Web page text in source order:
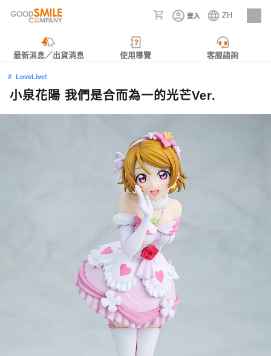
登入 ZH
人才招募
最新消息／出貨消息 使用導覽 客服諮詢
LoveLive!
小泉花陽 我們是合而為一的光芒Ver.